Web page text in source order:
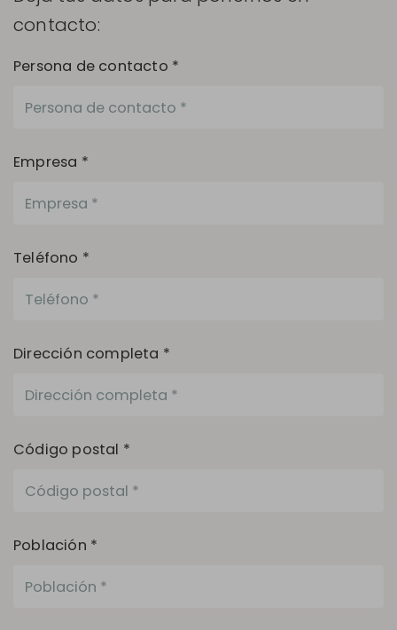
contacto:
Persona de contacto *
Empresa *
Teléfono *
Dirección completa *
Código postal *
Población *